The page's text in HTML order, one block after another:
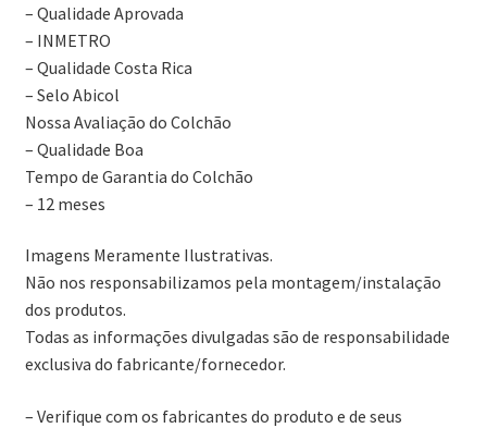
– Qualidade Aprovada
– INMETRO
– Qualidade Costa Rica
– Selo Abicol
Nossa Avaliação do Colchão
– Qualidade Boa
Tempo de Garantia do Colchão
– 12 meses
Imagens Meramente Ilustrativas.
Não nos responsabilizamos pela montagem/instalação
dos produtos.
Todas as informações divulgadas são de responsabilidade
exclusiva do fabricante/fornecedor.
– Verifique com os fabricantes do produto e de seus